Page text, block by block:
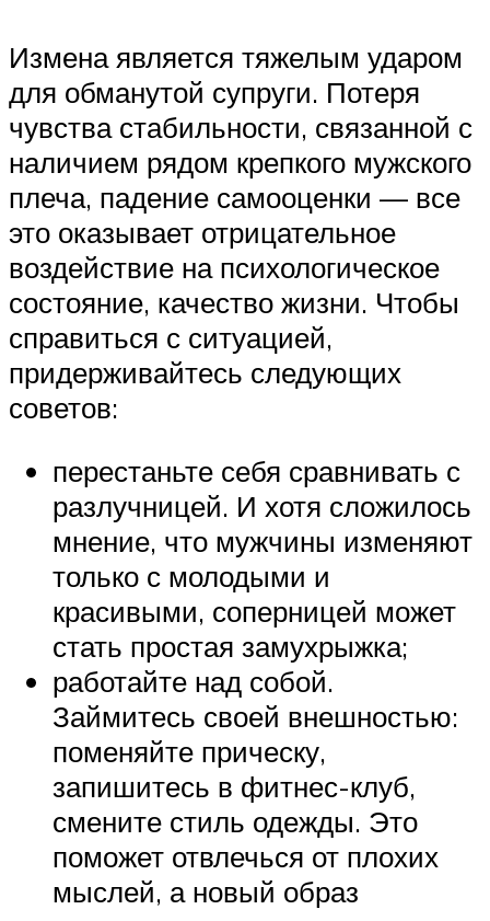
Измена является тяжелым ударом
для обманутой супруги. Потеря
чувства стабильности, связанной с
наличием рядом крепкого мужского
плеча, падение самооценки — все
это оказывает отрицательное
воздействие на психологическое
состояние, качество жизни. Чтобы
справиться с ситуацией,
придерживайтесь следующих
советов:
перестаньте себя сравнивать с
разлучницей. И хотя сложилось
мнение, что мужчины изменяют
только с молодыми и
красивыми, соперницей может
стать простая замухрыжка;
работайте над собой.
Займитесь своей внешностью:
поменяйте прическу,
запишитесь в фитнес-клуб,
смените стиль одежды. Это
поможет отвлечься от плохих
мыслей, а новый образ